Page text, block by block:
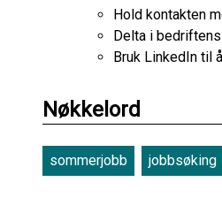
Hold kontakten
Delta i
Bruk LinkedIn til
Nøkkelord
sommerjobb jobbsøking